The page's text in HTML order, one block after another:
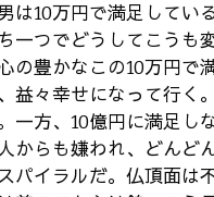
は10万円で満足してい
一つでどうしてこうも
の豊かなこの10万円で
益々幸せになって行く
一方、10億円に満足し
からも嫌われ、どんど
パイラルだ。仏頂面は